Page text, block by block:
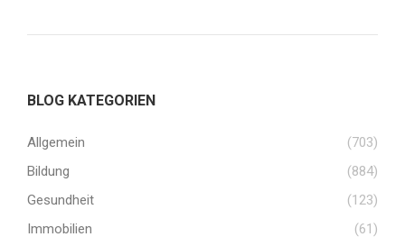
BLOG KATEGORIEN
Allgemein
(703)
Bildung
(884)
Gesundheit
(123)
Immobilien
(61)